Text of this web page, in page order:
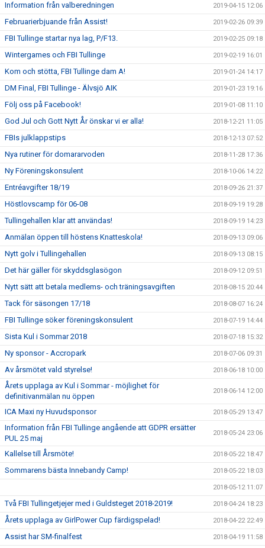
Information från valberedningen 2019-04-15 12:06
Februarierbjuande från Assist! 2019-02-26 09:39
FBI Tullinge startar nya lag, P/F13. 2019-02-25 09:18
Wintergames och FBI Tullinge 2019-02-19 16:01
Kom och stötta, FBI Tullinge dam A! 2019-01-24 14:17
DM Final, FBI Tullinge - Älvsjö AIK 2019-01-23 19:16
Följ oss på Facebook! 2019-01-08 11:10
God Jul och Gott Nytt År önskar vi er alla! 2018-12-21 11:05
FBIs julklappstips 2018-12-13 07:52
Nya rutiner för domararvoden 2018-11-28 17:36
Ny Föreningskonsulent 2018-10-06 14:22
Entréavgifter 18/19 2018-09-26 21:37
Höstlovscamp för 06-08 2018-09-19 19:28
Tullingehallen klar att användas! 2018-09-19 14:23
Anmälan öppen till höstens Knatteskola! 2018-09-13 09:06
Nytt golv i Tullingehallen 2018-09-13 08:15
Det här gäller för skyddsglasögon 2018-09-12 09:51
Nytt sätt att betala medlems- och träningsavgiften 2018-08-15 20:44
Tack för säsongen 17/18 2018-08-07 16:24
FBI Tullinge söker föreningskonsulent 2018-07-19 14:44
Sista Kul i Sommar 2018 2018-07-18 15:32
Ny sponsor - Accropark 2018-07-06 09:31
Av årsmötet vald styrelse! 2018-06-18 10:00
Årets upplaga av Kul i Sommar - möjlighet för
definitivanmälan nu öppen
2018-06-14 12:00
ICA Maxi ny Huvudsponsor 2018-05-29 13:47
Information från FBI Tullinge angående att GDPR ersätter
PUL 25 maj
2018-05-24 23:06
Kallelse till Årsmöte! 2018-05-22 18:47
Sommarens bästa Innebandy Camp! 2018-05-22 18:03
2018-05-12 11:07
Två FBI Tullingetjejer med i Guldsteget 2018-2019! 2018-04-24 18:23
Årets upplaga av GirlPower Cup färdigspelad! 2018-04-22 22:49
Assist har SM-finalfest 2018-04-19 11:58